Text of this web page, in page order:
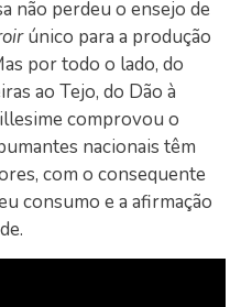
não perdeu o ensejo de
único para a produção
por todo o lado, do
ao Tejo, do Dão à
comprovou o
nacionais têm
com o consequente
consumo e a afirmação